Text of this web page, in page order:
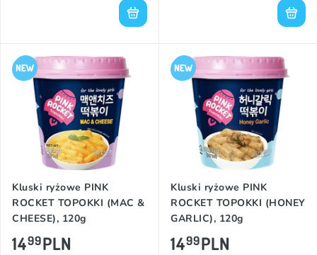
Kluski ryżowe PINK
ROCKET TOPOKKI (MAC &
CHEESE), 120g
1499PLN
Kluski ryżowe PINK
ROCKET TOPOKKI (HONEY
GARLIC), 120g
1499PLN